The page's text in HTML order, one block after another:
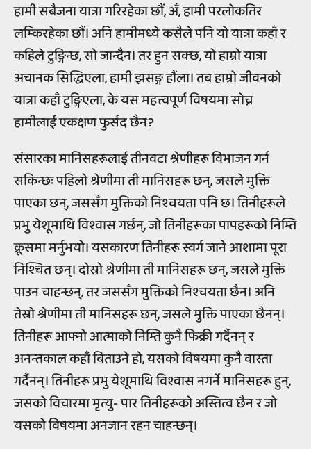
हामी सबैजना यात्रा गरिरहेका छौं, अँ, हामी परलोकतिर
लम्किरहेका छौं। अनि हामीमध्ये कसैले पनि यो यात्रा कहाँ र
कहिले टुङ्गिन्छ, सो जान्दैन। तर हुन सक्छ, यो हाम्रो यात्रा
अचानक सिद्धिएला, हामी झसङ्ग हौंला। तब हाम्रो जीवनको
यात्रा कहाँ टुङ्गिएला, के यस महत्त्वपूर्ण विषयमा सोच्न
हामीलाई एकक्षण फुर्सद छैन?
संसारका मानिसहरूलाई तीनवटा श्रेणीहरू विभाजन गर्न
सकिन्छः पहिलो श्रेणीमा ती मानिसहरू छन्, जसले मुक्ति
पाएका छन्, जससँग मुक्तिको निश्चयता पनि छ। तिनीहरूले
प्रभु येशूमाथि विश्वास गर्छन्, जो तिनीहरूका पापहरूको निम्ति
क्रूसमा मर्नुभयो। यसकारण तिनीहरू स्वर्ग जाने आशामा पूरा
निश्चित छन्। दोस्रो श्रेणीमा ती मानिसहरू छन्, जसले मुक्ति
पाउन चाहन्छन्, तर जससँग मुक्तिको निश्चयता छैन। अनि
तेस्रो श्रेणीमा ती मानिसहरू छन्, जसले मुक्ति पाएका छैनन्।
तिनीहरू आफ्नो आत्माको निम्ति कुनै फिक्री गर्दैनन् र
अनन्तकाल कहाँ बिताउने हो, यसको विषयमा कुनै वास्ता
गर्दैनन्। तिनीहरू प्रभु येशूमाथि विश्वास नगर्ने मानिसहरू हुन्,
जसको विचारमा मृत्यु- पार तिनीहरूको अस्तित्व छैन र जो
यसको विषयमा अनजान रहन चाहन्छन्।